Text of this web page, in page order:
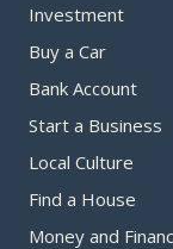
Investment
Buy a Car
Bank Account
Start a Business
Local Culture
Find a House
Money and